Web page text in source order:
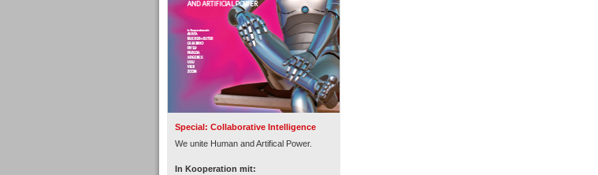
Special: Collaborative Intelligence
We unite Human and Artifical Power.
In Kooperation mit:
Inbound